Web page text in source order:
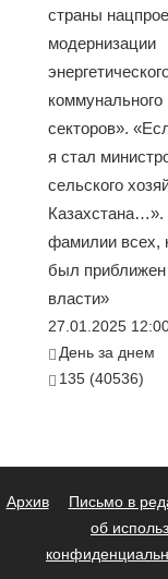
страны
модернизации
коммунального
секторов».
я стал
сельского
Казахстана…».
фамилии всех,
был приближен
власти»
27.01.2025
День за днем
135 (40536)
Архив Письмо в
об